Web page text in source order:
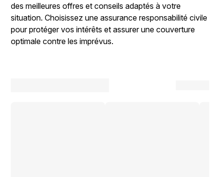
des meilleures offres et conseils adaptés à votre
situation. Choisissez une assurance responsabilité civile
pour protéger vos intérêts et assurer une couverture
optimale contre les imprévus.